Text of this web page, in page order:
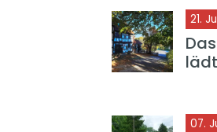
21.
07.